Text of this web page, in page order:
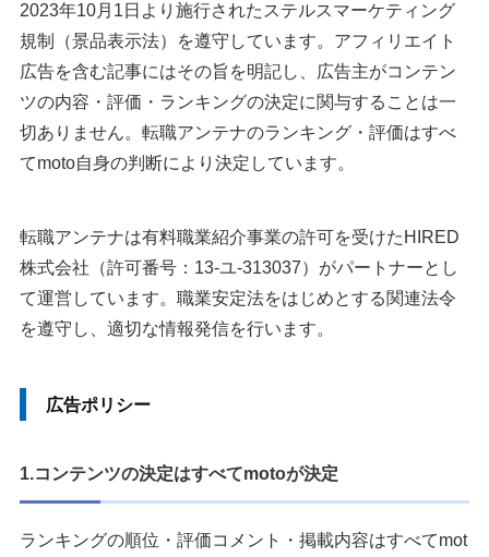
2023年10月1日より施行されたステルスマーケティング
規制（景品表示法）を遵守しています。アフィリエイト
広告を含む記事にはその旨を明記し、広告主がコンテン
ツの内容・評価・ランキングの決定に関与することは一
切ありません。転職アンテナのランキング・評価はすべ
てmoto自身の判断により決定しています。
転職アンテナは有料職業紹介事業の許可を受けたHIRED
株式会社（許可番号：13-ユ-313037）がパートナーとし
て運営しています。職業安定法をはじめとする関連法令
を遵守し、適切な情報発信を行います。
広告ポリシー
1.コンテンツの決定はすべてmotoが決定
ランキングの順位・評価コメント・掲載内容はすべてmot